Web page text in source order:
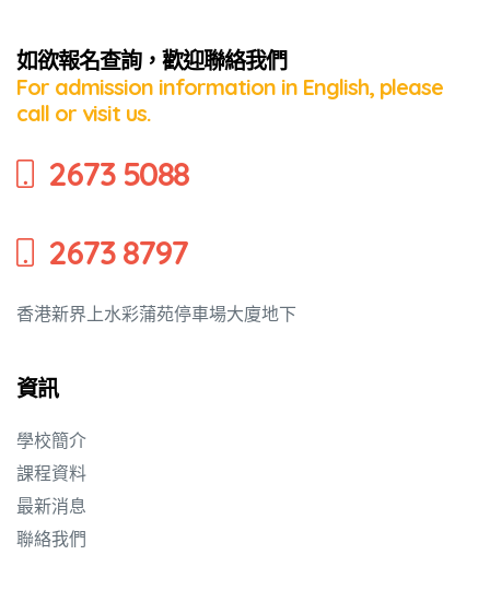
如欲報名查詢，歡迎聯絡我們
For admission information in English, please
call or visit us.
2673 5088
2673 8797
香港新界上水彩蒲苑停車場大廈地下
資訊
學校簡介
課程資料
最新消息
聯絡我們